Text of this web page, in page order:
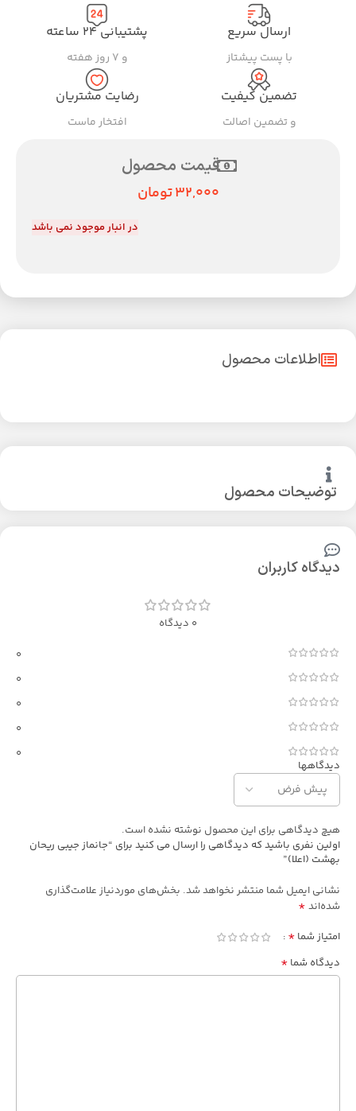
ارسال سریع
با پست پیشتاز
پشتیبانی ۲۴ ساعته
و ۷ روز هفته
تضمین کیفیت
و تضمین اصالت
رضایت مشتریان
افتخار ماست
قیمت محصول
32,000تومان
در انبار موجود نمی باشد
توضیحات محصول
اطلاعات محصول
دیدگاه کاربران
0 دیدگاه
0
0
0
0
0
دیدگاهها
هیچ دیدگاهی برای این محصول نوشته نشده است.
اولین نفری باشید که دیدگاهی را ارسال می کنید برای “جانماز جیبی ریحان
بهشت (اعلا)”
نشانی ایمیل شما منتشر نخواهد شد. بخش‌های موردنیاز علامت‌گذاری
شده‌اند *
امتیاز شما *
دیدگاه شما *